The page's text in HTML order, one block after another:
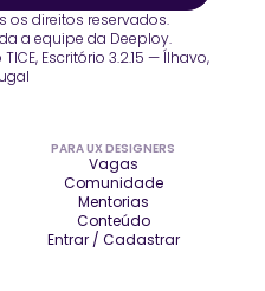
os direitos reservados.
a equipe da Deeploy.
Escritório 3.2.15 — Ílhavo,
PARA UX DESIGNERS
Vagas
Comunidade
Mentorias
Conteúdo
Entrar / Cadastrar